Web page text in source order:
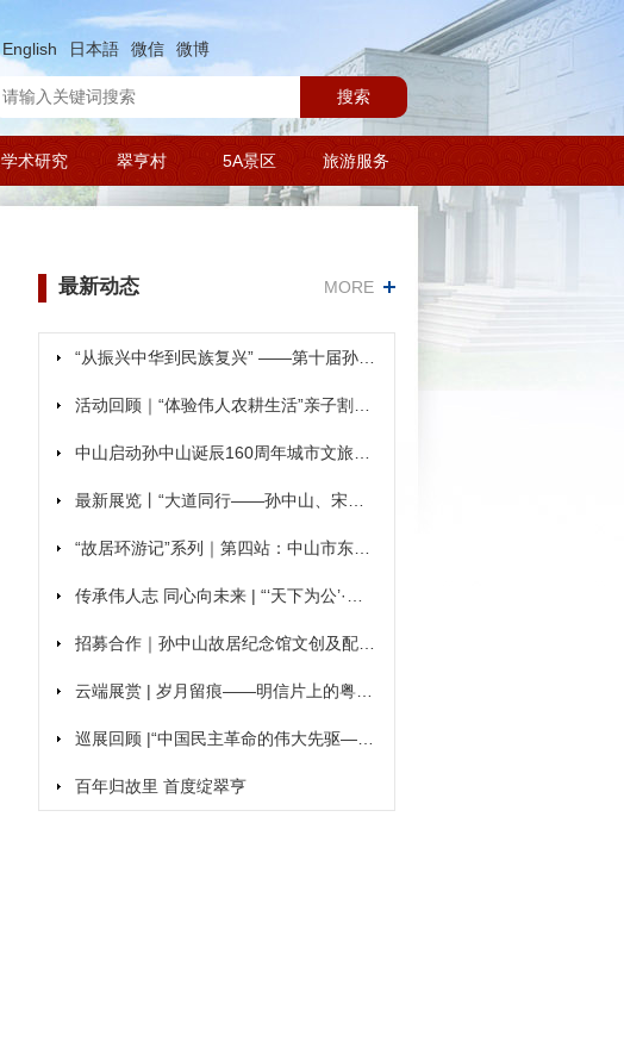
English 日本語 微信 微博
搜索
学术研究 翠亨村 5A景区 旅游服务
最新动态 MORE
百年归故里 首度绽翠亨